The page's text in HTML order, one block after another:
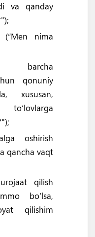
va qanday
nima
barcha
qonuniy
xususan,
oshirish
qancha vaqt
qilish
bo‘lsa,
qilishim